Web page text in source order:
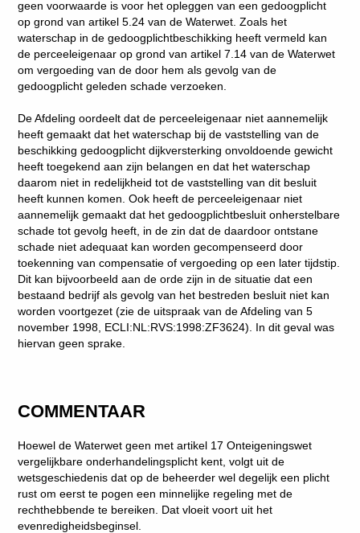
geen voorwaarde is voor het opleggen van een gedoogplicht
op grond van artikel 5.24 van de Waterwet. Zoals het
waterschap in de gedoogplichtbeschikking heeft vermeld kan
de perceeleigenaar op grond van artikel 7.14 van de Waterwet
om vergoeding van de door hem als gevolg van de
gedoogplicht geleden schade verzoeken.
De Afdeling oordeelt dat de perceeleigenaar niet aannemelijk
heeft gemaakt dat het waterschap bij de vaststelling van de
beschikking gedoogplicht dijkversterking onvoldoende gewicht
heeft toegekend aan zijn belangen en dat het waterschap
daarom niet in redelijkheid tot de vaststelling van dit besluit
heeft kunnen komen. Ook heeft de perceeleigenaar niet
aannemelijk gemaakt dat het gedoogplichtbesluit onherstelbare
schade tot gevolg heeft, in de zin dat de daardoor ontstane
schade niet adequaat kan worden gecompenseerd door
toekenning van compensatie of vergoeding op een later tijdstip.
Dit kan bijvoorbeeld aan de orde zijn in de situatie dat een
bestaand bedrijf als gevolg van het bestreden besluit niet kan
worden voortgezet (zie de uitspraak van de Afdeling van 5
november 1998, ECLI:NL:RVS:1998:ZF3624). In dit geval was
hiervan geen sprake.
COMMENTAAR
Hoewel de Waterwet geen met artikel 17 Onteigeningswet
vergelijkbare onderhandelingsplicht kent, volgt uit de
wetsgeschiedenis dat op de beheerder wel degelijk een plicht
rust om eerst te pogen een minnelijke regeling met de
rechthebbende te bereiken. Dat vloeit voort uit het
evenredigheidsbeginsel.